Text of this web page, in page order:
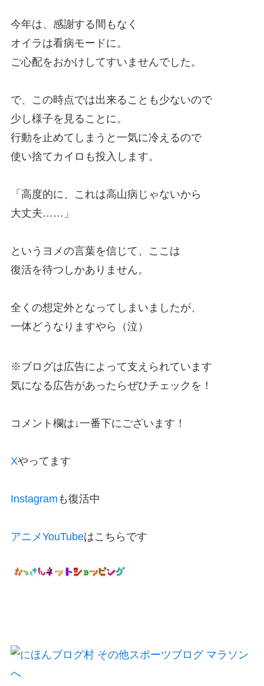
今年は、感謝する間もなく
オイラは看病モードに。
ご心配をおかけしてすいませんでした。
で、この時点では出来ることも少ないので
少し様子を見ることに。
行動を止めてしまうと一気に冷えるので
使い捨てカイロも投入します。
「高度的に、これは高山病じゃないから
大丈夫……」
というヨメの言葉を信じて、ここは
復活を待つしかありません。
全くの想定外となってしまいましたが、
一体どうなりますやら（泣）
※ブログは広告によって支えられています
気になる広告があったらぜひチェックを！
コメント欄は↓一番下にございます！
Xやってます
Instagram も復活中
アニメYouTubeはこちらです